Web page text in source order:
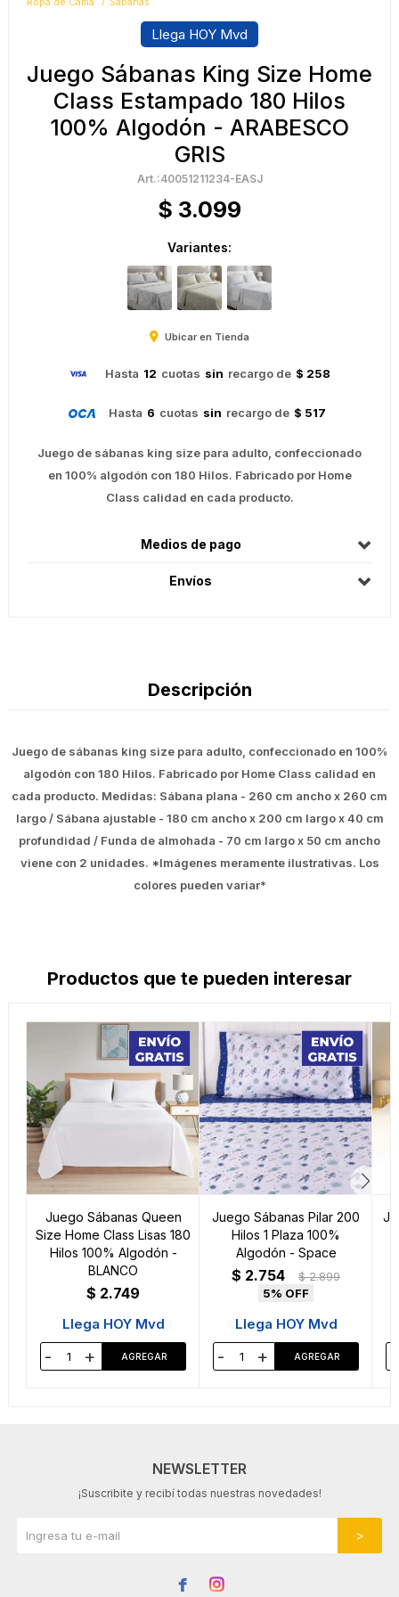
Ropa de Cama Sábanas
Llega HOY Mvd
Juego Sábanas King Size Home
Class Estampado 180 Hilos
100% Algodón - ARABESCO
GRIS
40051211234-EASJ
$ 3.099
Variantes:
Ubicar en Tienda
Hasta 12 cuotas sin recargo de $ 258
Hasta 6 cuotas sin recargo de $ 517
Juego de sábanas king size para adulto, confeccionado
en 100% algodón con 180 Hilos. Fabricado por Home
Class calidad en cada producto.
Medios de pago
Envíos
Descripción
Juego de sábanas king size para adulto, confeccionado en 100%
algodón con 180 Hilos. Fabricado por Home Class calidad en
cada producto. Medidas: Sábana plana - 260 cm ancho x 260 cm
largo / Sábana ajustable - 180 cm ancho x 200 cm largo x 40 cm
profundidad / Funda de almohada - 70 cm largo x 50 cm ancho
viene con 2 unidades. *Imágenes meramente ilustrativas. Los
colores pueden variar*
Productos que te pueden interesar
Juego Sábanas Queen
Size Home Class Lisas 180
Hilos 100% Algodón -
BLANCO
$ 2.749
Llega HOY Mvd
- +
Juego Sábanas Pilar 200
Hilos 1 Plaza 100%
Algodón - Space
$ 2.754 $ 2.899
5
Llega HOY Mvd
- +
NEWSLETTER
¡Suscribite y recibí todas nuestras novedades!
 